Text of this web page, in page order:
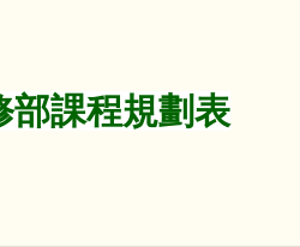
部課程規劃表